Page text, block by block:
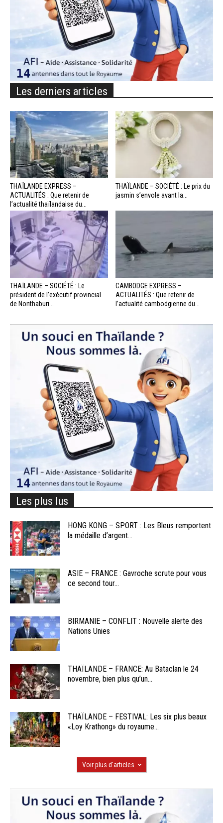
Les derniers articles
THAÏLANDE EXPRESS –
ACTUALITÉS : Que retenir de
l’actualité thaïlandaise du...
THAÏLANDE – SOCIÉTÉ : Le prix du
jasmin s’envole avant la...
THAÏLANDE – SOCIÉTÉ : Le
président de l’exécutif provincial
de Nonthaburi...
CAMBODGE EXPRESS –
ACTUALITÉS : Que retenir de
l’actualité cambodgienne du...
Les plus lus
HONG KONG – SPORT : Les Bleus remportent
la médaille d’argent...
ASIE – FRANCE : Gavroche scrute pour vous
ce second tour...
BIRMANIE – CONFLIT : Nouvelle alerte des
Nations Unies
THAÏLANDE – FRANCE: Au Bataclan le 24
novembre, bien plus qu’un...
THAÏLANDE – FESTIVAL: Les six plus beaux
«Loy Krathong» du royaume...
Voir plus d'articles